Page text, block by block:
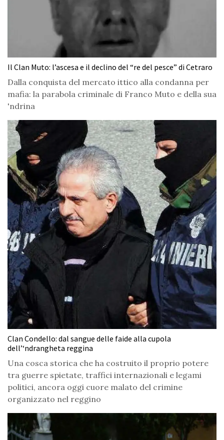
Il Clan Muto: l’ascesa e il declino del “re del pesce” di Cetraro
Dalla conquista del mercato ittico alla condanna per
mafia: la parabola criminale di Franco Muto e della sua
'ndrina
Clan Condello: dal sangue delle faide alla cupola
dell’‘ndrangheta reggina
Una cosca storica che ha costruito il proprio potere
tra guerre spietate, traffici internazionali e legami
politici, ancora oggi cuore malato del crimine
organizzato nel reggino